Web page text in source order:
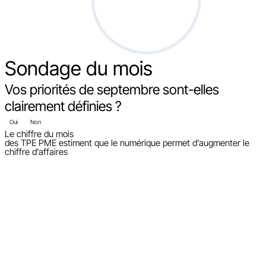
Sondage du mois
Vos priorités de septembre sont-elles
clairement définies ?
Oui Non
Le chiffre du mois
des TPE PME estiment que le numérique permet d’augmenter le
chiffre d’affaires